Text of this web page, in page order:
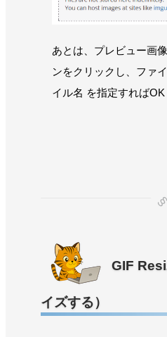
あとは、プレビュー画
ンをクリックし、ファ
イル名 を指定すればOK
GIF
イズする）